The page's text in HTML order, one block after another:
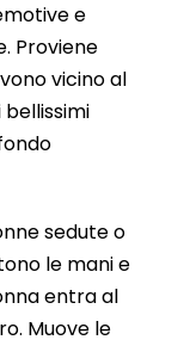
e
Proviene
vicino al
bellissimi
sedute o
le mani e
entra al
Muove le